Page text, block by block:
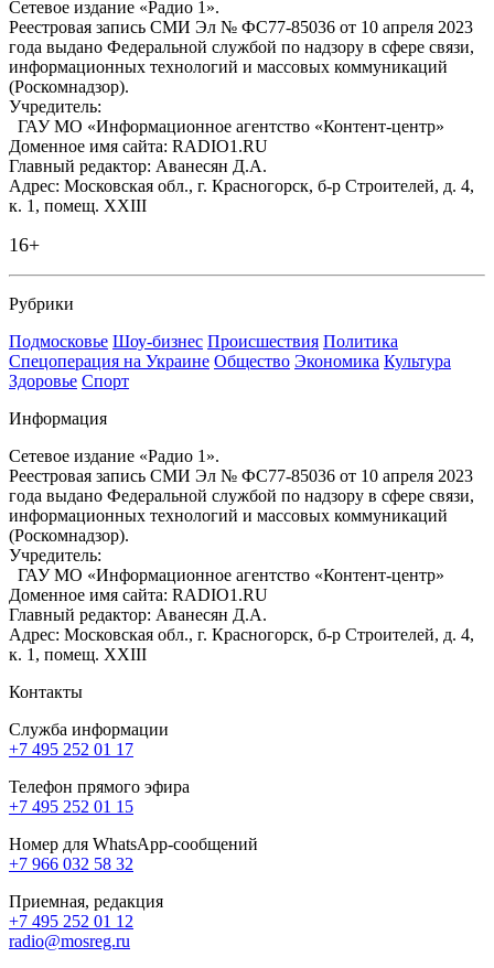
Сетевое издание «Радио 1».
Реестровая запись СМИ Эл № ФС77-85036 от 10 апреля 2023
года выдано Федеральной службой по надзору в сфере связи,
информационных технологий и массовых коммуникаций
(Роскомнадзор).
Учредитель:
ГАУ МО «Информационное агентство «Контент-центр»
Доменное имя сайта: RADIO1.RU
Главный редактор: Аванесян Д.А.
Адрес: Московская обл., г. Красногорск, б-р Строителей, д. 4,
к. 1, помещ. XXIII
16+
Рубрики
Подмосковье Шоу-бизнес Происшествия Политика
Спецоперация на Украине Общество Экономика Культура
Здоровье Спорт
Информация
Сетевое издание «Радио 1».
Реестровая запись СМИ Эл № ФС77-85036 от 10 апреля 2023
года выдано Федеральной службой по надзору в сфере связи,
информационных технологий и массовых коммуникаций
(Роскомнадзор).
Учредитель:
ГАУ МО «Информационное агентство «Контент-центр»
Доменное имя сайта: RADIO1.RU
Главный редактор: Аванесян Д.А.
Адрес: Московская обл., г. Красногорск, б-р Строителей, д. 4,
к. 1, помещ. XXIII
Контакты
Служба информации
+7 495 252 01 17
Телефон прямого эфира
+7 495 252 01 15
Номер для WhatsApp-сообщений
+7 966 032 58 32
Приемная, редакция
+7 495 252 01 12
radio@mosreg.ru